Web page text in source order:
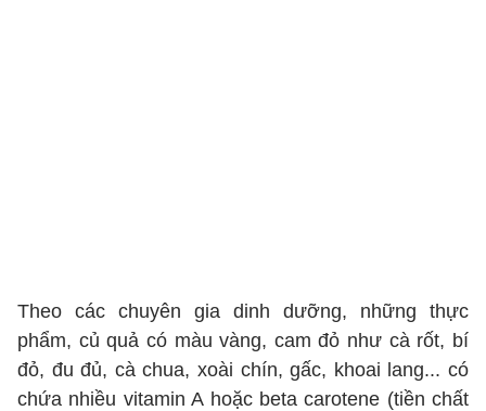
Theo các chuyên gia dinh dưỡng, những thực
phẩm, củ quả có màu vàng, cam đỏ như cà rốt, bí
đỏ, đu đủ, cà chua, xoài chín, gấc, khoai lang... có
chứa nhiều vitamin A hoặc beta carotene (tiền chất